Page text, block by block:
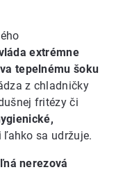
extrémne
tepelnému šoku
z chladničky
fritézy či
ľahko sa udržuje.
nerezová